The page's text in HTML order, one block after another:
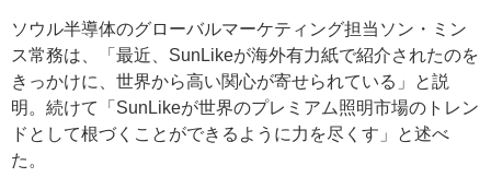
ソウル半導体のグローバルマーケティング担当ソン・ミン
ス常務は、「最近、SunLikeが海外有力紙で紹介されたのを
きっかけに、世界から高い関心が寄せられている」と説
明。続けて「SunLikeが世界のプレミアム照明市場のトレン
ドとして根づくことができるように力を尽くす」と述べ
た。